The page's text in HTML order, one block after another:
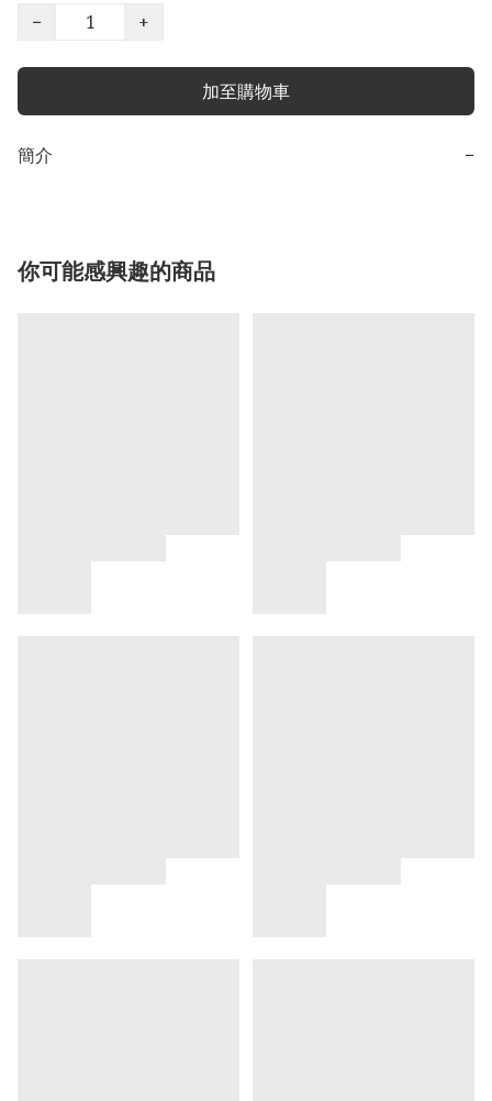
−
+
加至購物車
簡介 −
你可能感興趣的商品